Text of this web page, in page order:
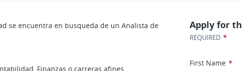
se encuentra en busqueda de un Analista de
Finanzas o carreras afines.
Apply for
REQUIRED *
First Name *